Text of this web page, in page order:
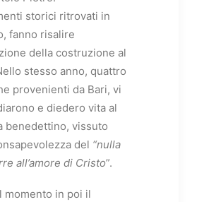
storici ritrovati in
fanno risalire
della costruzione al
stesso anno, quattro
provenienti da Bari, vi
e diedero vita al
benedettino, vissuto
del “nulla
all’amore di Cristo”.
momento in poi il